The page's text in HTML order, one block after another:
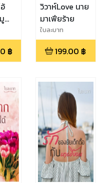
รัก
฿
วิวาห์Love นาย
มาเฟียร้าย
ใบละบาท
199.00 ฿